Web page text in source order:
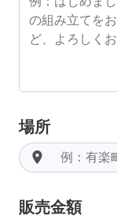
場所
room
販売金額